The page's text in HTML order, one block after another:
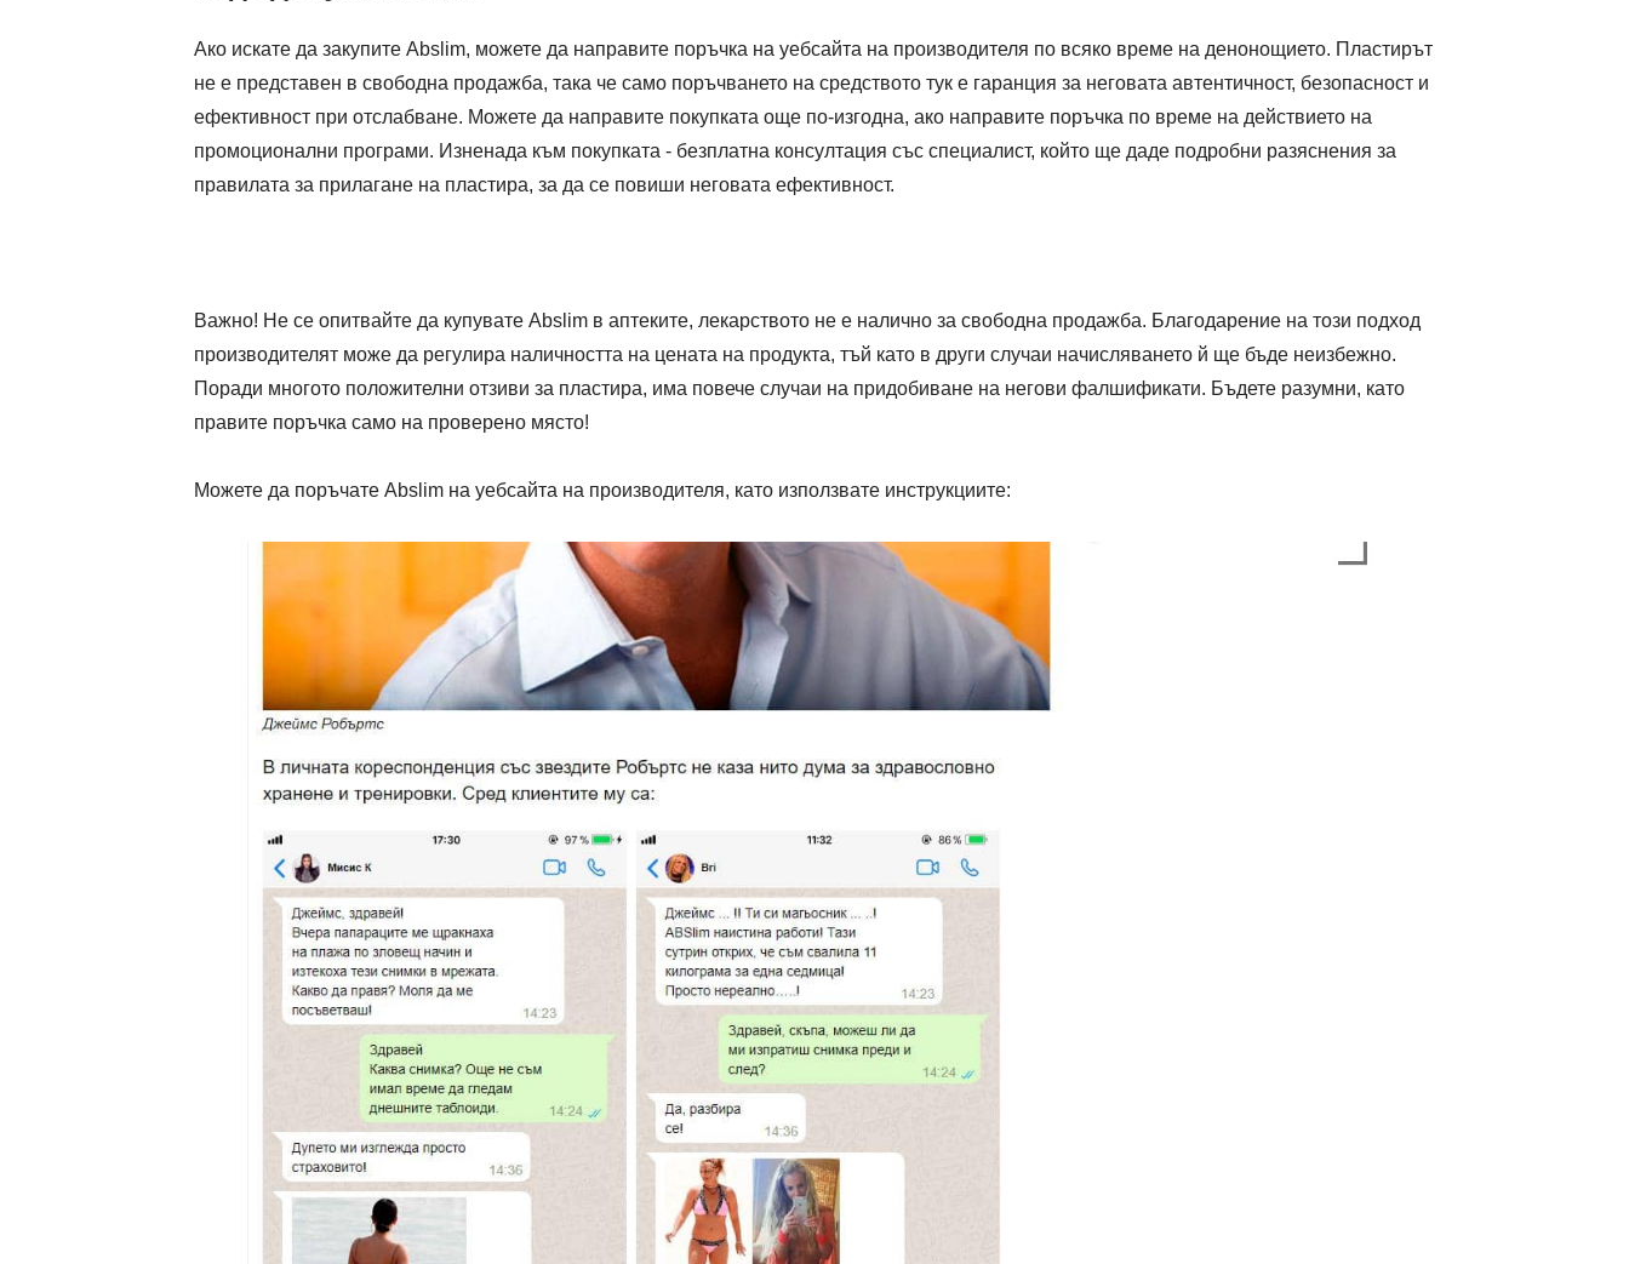
Ако искате да закупите Abslim, можете да направите поръчка на уебсайта на производителя по всяко време на денонощието. Пластирът
не е представен в свободна продажба, така че само поръчването на средството тук е гаранция за неговата автентичност, безопасност и
ефективност при отслабване. Можете да направите покупката още по-изгодна, ако направите поръчка по време на действието на
промоционални програми. Изненада към покупката - безплатна консултация със специалист, който ще даде подробни разяснения за
правилата за прилагане на пластира, за да се повиши неговата ефективност.
Важно! Не се опитвайте да купувате Abslim в аптеките, лекарството не е налично за свободна продажба. Благодарение на този подход
производителят може да регулира наличността на цената на продукта, тъй като в други случаи начисляването й ще бъде неизбежно.
Поради многото положителни отзиви за пластира, има повече случаи на придобиване на негови фалшификати. Бъдете разумни, като
правите поръчка само на проверено място!
Можете да поръчате Abslim на уебсайта на производителя, като използвате инструкциите: